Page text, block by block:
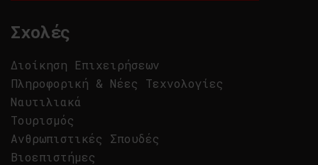
Σχολές
Διοίκηση Επιχειρήσεων
Πληροφορική & Νέες Τεχνολογίες
Ναυτιλιακά
Τουρισμός
Ανθρωπιστικές Σπουδές
Βιοεπιστήμες